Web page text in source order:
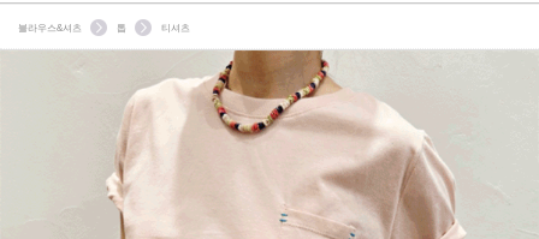
블라우스&셔츠 톱 티셔츠